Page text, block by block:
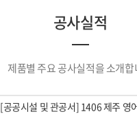
공사실적
제품별 주요 공사실적을 소개
[공공시설 및 관공서] 1406 제주 영